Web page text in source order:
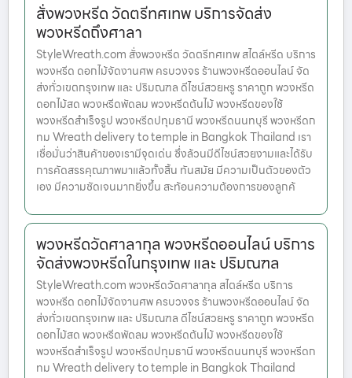
สั่งพวงหรีด วัดตรีทศเทพ บริการจัดส่ง
พวงหรีดถึงศาลา
StyleWreath.com สั่งพวงหรีด วัดตรีทศเทพ สไตล์หรีด บริการ
พวงหรีด ดอกไม้จัดงานศพ ครบวงจร ร้านพวงหรีดออนไลน์ จัด
ส่งทั่วเขตกรุงเทพ และ ปริมณฑล ดีไซน์สวยหรู ราคาถูก พวงหรีด
ดอกไม้สด พวงหรีดพัดลม พวงหรีดต้นไม้ พวงหรีดของใช้
พวงหรีดสำเร็จรูป พวงหรีดปทุมธานี พวงหรีดนนทบุรี พวงหรีดก
ทม Wreath delivery to temple in Bangkok Thailand เรา
เชื่อมั่นว่าสินค้าของเรามีจุดเด่น ซึ่งล้วนมีดีไซน์สวยงามและได้รับ
การคัดสรรคุณภาพมาแล้วทั้งสิ้น ทันสมัย มีความเป็นตัวของตัว
เอง มีความชัดเจนมากยิ่งขึ้น สะท้อนความต้องการของลูกค้
พวงหรีดวัดศาลากุล พวงหรีดออนไลน์ บริการ
จัดส่งพวงหรีดในกรุงเทพ และ ปริมณฑล
StyleWreath.com พวงหรีดวัดศาลากุล สไตล์หรีด บริการ
พวงหรีด ดอกไม้จัดงานศพ ครบวงจร ร้านพวงหรีดออนไลน์ จัด
ส่งทั่วเขตกรุงเทพ และ ปริมณฑล ดีไซน์สวยหรู ราคาถูก พวงหรีด
ดอกไม้สด พวงหรีดพัดลม พวงหรีดต้นไม้ พวงหรีดของใช้
พวงหรีดสำเร็จรูป พวงหรีดปทุมธานี พวงหรีดนนทบุรี พวงหรีดก
ทม Wreath delivery to temple in Bangkok Thailand